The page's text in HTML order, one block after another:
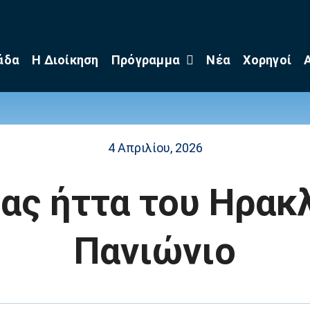
Η Διοίκηση Πρόγραμμα Νέα Χορηγοί
4 Απριλίου, 2026
ήττα του
Πανιώνιο